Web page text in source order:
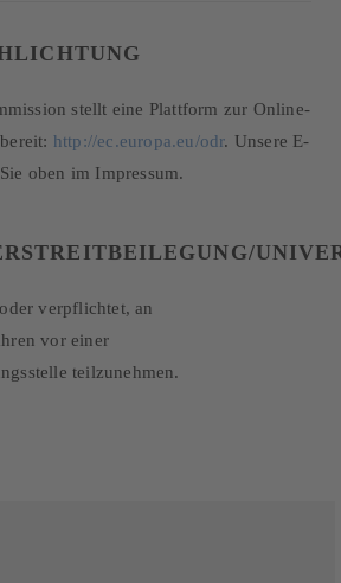
stellt eine Plattform zur Online-
http://ec.europa.eu/odr. Unsere E-
oben im Impressum.
verpflichtet, an
vor einer
teilzunehmen.